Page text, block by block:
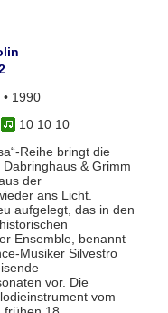
1990
10 10 10
Reihe bringt die
& Grimm
der
ans Licht.
aufgelegt, das in den
Ensemble, benannt
Musiker Silvestro
vor. Die
vom